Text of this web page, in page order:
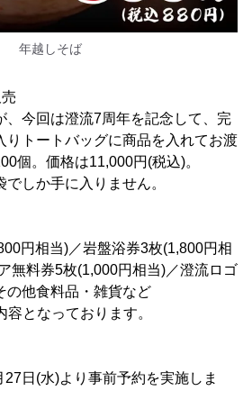
年越しそば
、今回は澄流7周年を記念して、完
りトートバッグに商品を入れてお渡
個。価格は11,000円(税込)。
しか手に入りません。
円相当)／岩盤浴券3枚(1,800円相
無料券5枚(1,000円相当)／澄流ロゴ
の他食料品・雑貨など
となっております。
日(水)より事前予約を実施しま